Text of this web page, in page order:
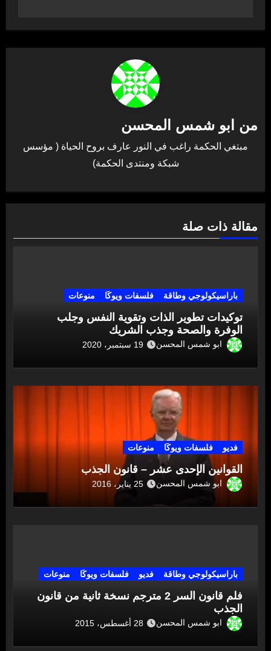
من ابو شمس المحسن
مبتغي الحكمة راغب في النور عارف بروح الحياة ( مؤسس
شبكة ومنتدى الحكمة)
مقالة ذات صلة
باراسيكولوجي وطاقة فلسفات ويوكَا منوعات
توكيدات تطوير الذات وتقوية النفس وجلب
الوفرة والصحة وجذب الشريك
ابو شمس المحسن 19 سبتمبر، 2020
فديو فلسفات ويوكَا منوعات
القوانين الإحدى عشر – قانون الجذب
ابو شمس المحسن 25 يناير، 2016
باراسيكولوجي وطاقة فديو فلسفات ويوكَا منوعات
فلم قانون السر 2 مترجم نسخة ثانية من قانون
الجذب
ابو شمس المحسن 28 أغسطس، 2015